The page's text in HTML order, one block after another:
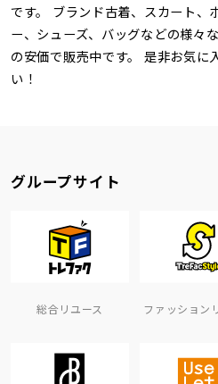
です。 ブランド古着、スカート、
ー、シューズ、バッグなどの様々
の安価で販売中です。 是非お気に
い！
グループサイト
総合リユース ファッション